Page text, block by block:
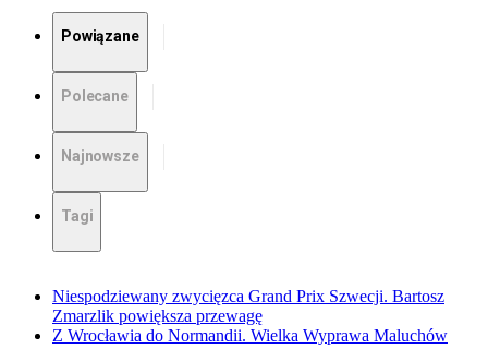
Powiązane
Polecane
Najnowsze
Tagi
Niespodziewany zwycięzca Grand Prix Szwecji. Bartosz
Zmarzlik powiększa przewagę
Z Wrocławia do Normandii. Wielka Wyprawa Maluchów